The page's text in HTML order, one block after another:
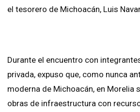
el tesorero de Michoacán, Luis
Durante el encuentro con
privada, expuso que, como nunca
moderna de Michoacán, en Morelia
obras de infraestructura con